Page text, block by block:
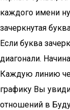
каждого имени
зачеркнутая
Если буква
диагонали.
Каждую линию
графику Вы
отношений в